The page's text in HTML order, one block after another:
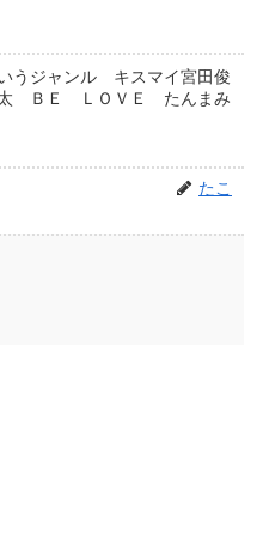
いうジャンル キスマイ宮田俊
太 ＢＥ ＬＯＶＥ たんまみ
たこ